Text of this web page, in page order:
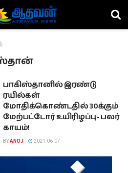
பாகிஸ்தானில் இரண்டு
ரயில்கள்
மோதிக்கொண்டதில் 30க்கும்
மேற்பட்டோர் உயிரிழப்பு- பலர்
காயம்!
BYANOJ 2021-06-07